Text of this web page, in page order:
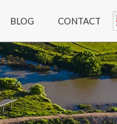
BLOG CONTACT